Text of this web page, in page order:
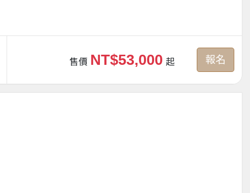
售價 NT$53,000 起 報名